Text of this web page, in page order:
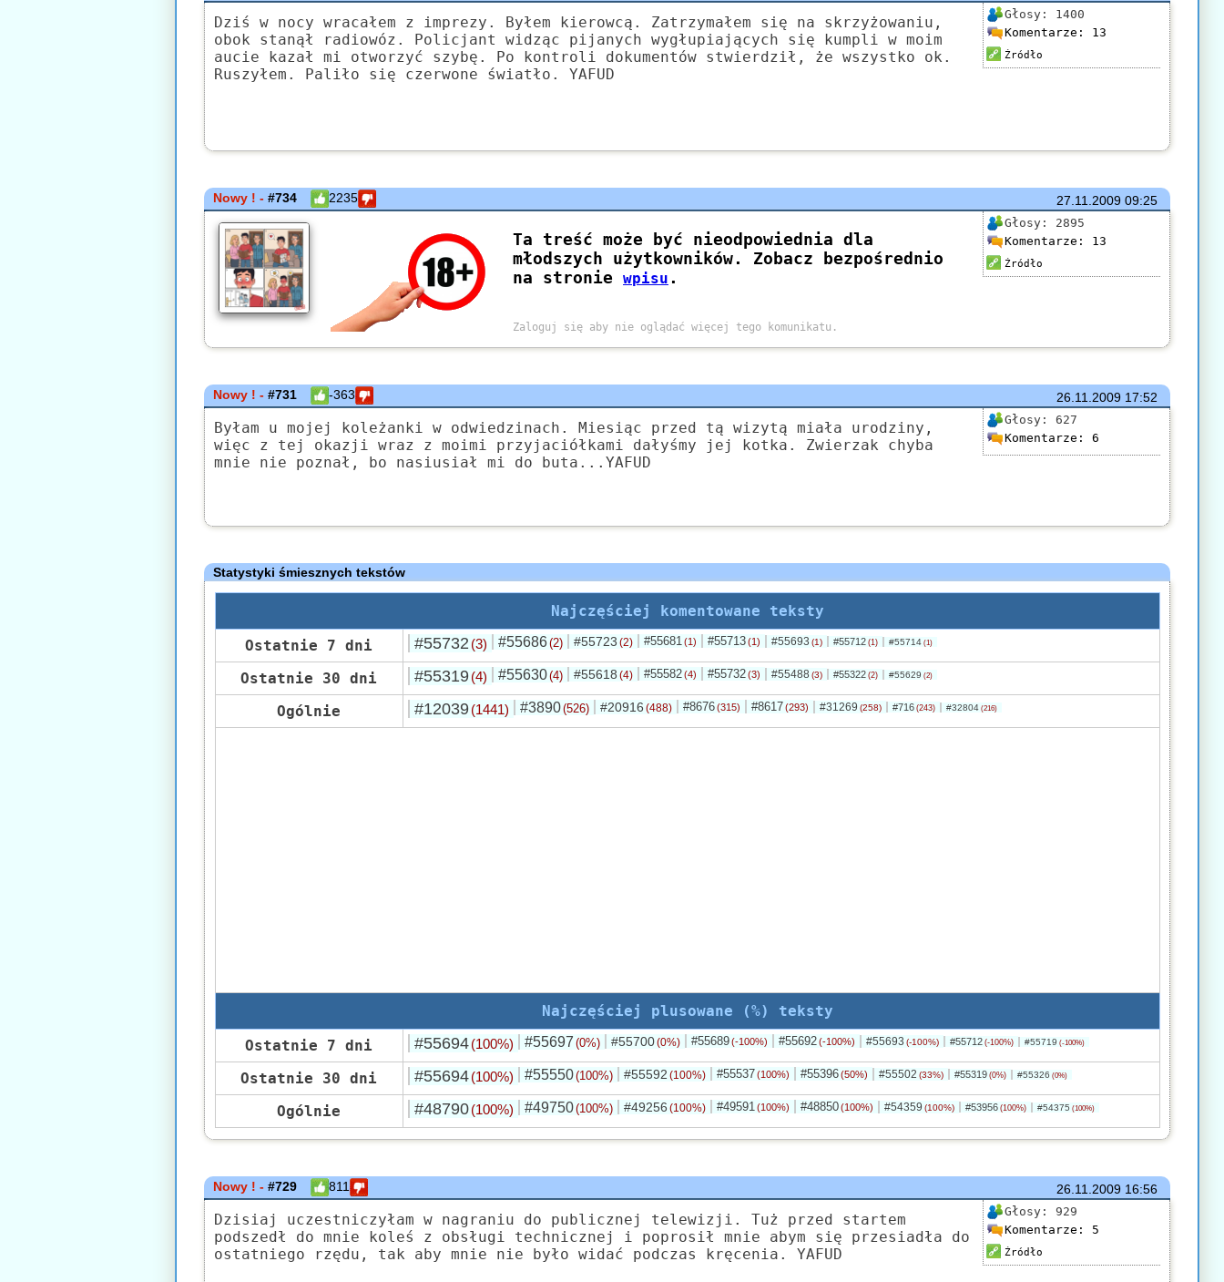
Głosy: 1400
Komentarze: 13
Źródło
Dziś w nocy wracałem z imprezy. Byłem kierowcą. Zatrzymałem się na skrzyżowaniu,
obok stanął radiowóz. Policjant widząc pijanych wygłupiających się kumpli w moim
aucie kazał mi otworzyć szybę. Po kontroli dokumentów stwierdził, że wszystko ok.
Ruszyłem. Paliło się czerwone światło. YAFUD
27.11.200909:25
Nowy ! -#734 2235
Głosy: 2895
Komentarze: 13
Źródło
26.11.200917:52
Nowy ! -#731 -363
Głosy: 627
Komentarze: 6
Byłam u mojej koleżanki w odwiedzinach. Miesiąc przed tą wizytą miała urodziny,
więc z tej okazji wraz z moimi przyjaciółkami dałyśmy jej kotka. Zwierzak chyba
mnie nie poznał, bo nasiusiał mi do buta...YAFUD
Statystyki śmiesznych tekstów
Najczęściej komentowane teksty
Ostatnie 7 dni
#55732 (3) #55686(2) #55723 (2) #55681 (1) #55713 (1) #55693 (1) #55712 (1) #55714 (1)
Ostatnie 30 dni #55319 (4) #55630(4) #55618 (4) #55582 (4) #55732 (3) #55488 (3) #55322 (2) #55629 (2)
Ogólnie #12039 (1441) #3890(526) #20916 (488) #8676 (315) #8617 (293) #31269 (258) #716 (243) #32804 (216)
Najczęściej plusowane (%) teksty
Ostatnie 7 dni
#55694 (100%) #55697 (0%) #55700(0%) #55689 (-100%) #55692 (-100%) #55693 (-100%) #55712 (-100%) #55719 (-100%)
Ostatnie 30 dni #55694 (100%) #55550(100%) #55592 (100%) #55537 (100%) #55396 (50%) #55502 (33%) #55319 (0%) #55326 (0%)
Ogólnie #48790 (100%) #49750(100%) #49256 (100%) #49591 (100%) #48850 (100%) #54359 (100%) #53956 (100%) #54375 (100%)
26.11.200916:56
Nowy ! -#729 811
Głosy: 929
Komentarze: 5
Źródło
Dzisiaj uczestniczyłam w nagraniu do publicznej telewizji. Tuż przed startem
podszedł do mnie koleś z obsługi technicznej i poprosił mnie abym się przesiadła do
ostatniego rzędu, tak aby mnie nie było widać podczas kręcenia. YAFUD